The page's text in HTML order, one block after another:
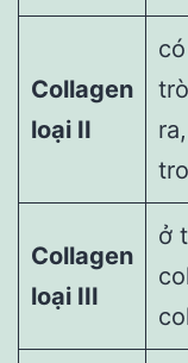
Collagen
loại II
Collagen
loại III
ở